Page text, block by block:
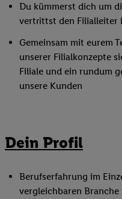
Du kümmerst dich um
vertrittst den Filialleiter
Gemeinsam mit eurem
unserer Filialkonzepte
Filiale und ein rundum
unsere Kunden
Dein Profil
Berufserfahrung im
vergleichbaren